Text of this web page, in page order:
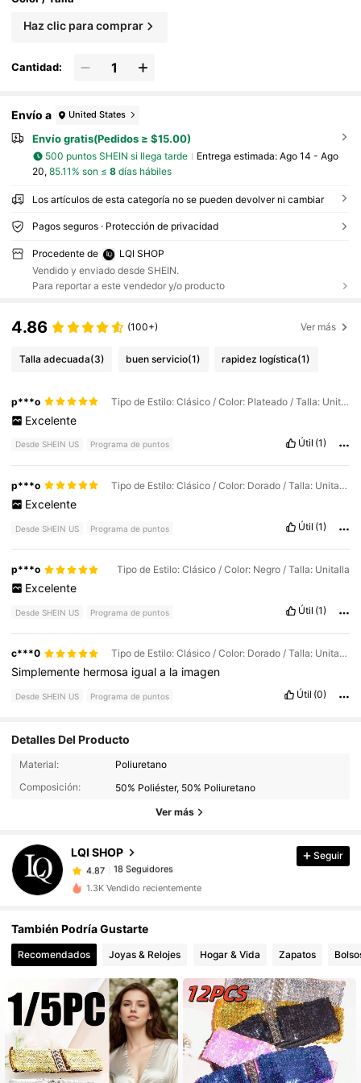
Haz clic para comprar
Cantidad:
Envío a United States
Envío gratis(Pedidos ≥ $15.00)
500 puntos SHEIN si llega tarde Entrega estimada: Ago 14 - Ago
20, 85.11% son ≤ 8días hábiles
Los artículos de esta categoría no se pueden devolver ni cambiar
Pagos seguros · Protección de privacidad
Procedente de
LQI SHOP
Vendido y enviado desde SHEIN.
Para reportar a este vendedor y/o producto
4.86 (100+) Ver más
Talla adecuada(3) buen servicio(1) rapidez logística(1)
p***o Tipo de Estilo: Clásico / Color: Plateado / Talla: Unitalla
Excelente
Desde SHEIN US Programa de puntos Útil (1)
p***o Tipo de Estilo: Clásico / Color: Dorado / Talla: Unitalla
Excelente
Desde SHEIN US Programa de puntos Útil (1)
p***o Tipo de Estilo: Clásico / Color: Negro / Talla: Unitalla
Excelente
Desde SHEIN US Programa de puntos Útil (1)
c***0 Tipo de Estilo: Clásico / Color: Dorado / Talla: Unitalla
Simplemente hermosa iguala la imagen
Desde SHEIN US Programa de puntos Útil (0)
Detalles Del Producto
Material:
Poliuretano
Composición:
50% Poliéster, 50% Poliuretano
Ver más
LQI SHOP
18 Seguidores
18 Seguidores
18 Seguidores
r***1 pagóHace 1 día
4.87
18 Seguidores
Seguir
1.3K Vendido recientemente
También Podría Gustarte
Recomendados Joyas & Relojes Hogar & Vida Zapatos